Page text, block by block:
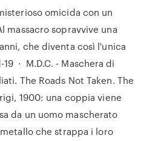
omicida con un
massacro sopravvive una
che diventa così l'unica
· M.D.C. - Maschera di
The Roads Not Taken. The
1900: una coppia viene
da un uomo mascherato
che strappa i loro